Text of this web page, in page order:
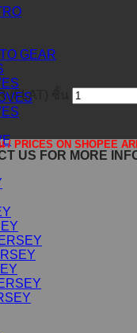
GEAR
(FLAT) ชิ้น
PRICES ON SHOPEE
US FOR MORE